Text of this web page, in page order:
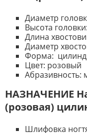
Диаметр
Высота
Длина
Диаметр
Форма:
Цвет: розовый
Абразивность:
НАЗНАЧЕНИЕ
(розовая)
Шлифовка